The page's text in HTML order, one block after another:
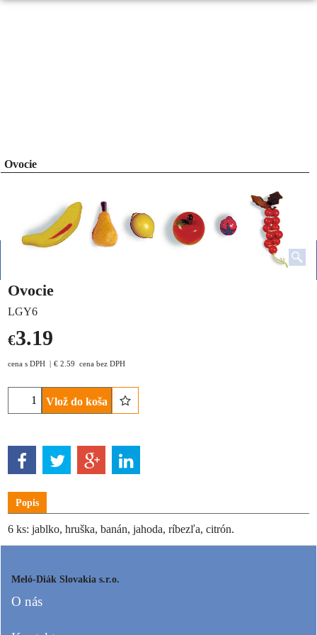
Ovocie
Ovocie
LGY6
€3.19
cena s DPH € 2.59 cena bez DPH
Vlož do koša
Popis
6 ks: jablko, hruška, banán, jahoda, ríbezľa, citrón.
Meló-Diák Slovakia s.r.o.
O nás